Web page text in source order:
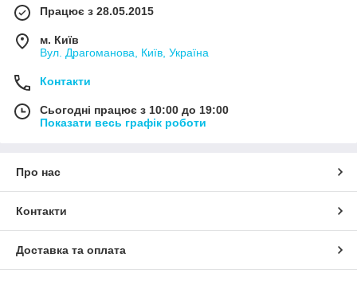
Працює з 28.05.2015
м. Київ
Вул. Драгоманова, Київ, Україна
Контакти
Сьогодні працює з 10:00 до 19:00
Показати весь графік роботи
Про нас
Контакти
Доставка та оплата